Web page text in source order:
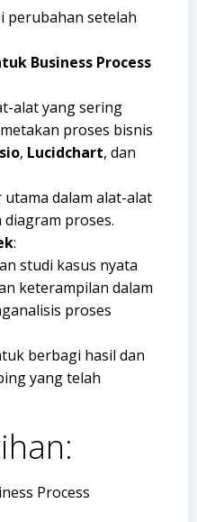
perubahan setelah
Business Process
alat yang sering
proses bisnis
, Lucidchart, dan
dalam alat-alat
proses.
:
studi kasus nyata
keterampilan dalam
proses
berbagi hasil dan
yang telah
Process